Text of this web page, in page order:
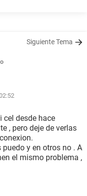
Siguiente Tema
cel desde hace
, pero deje de verlas
y en otros no . A
el mismo problema ,